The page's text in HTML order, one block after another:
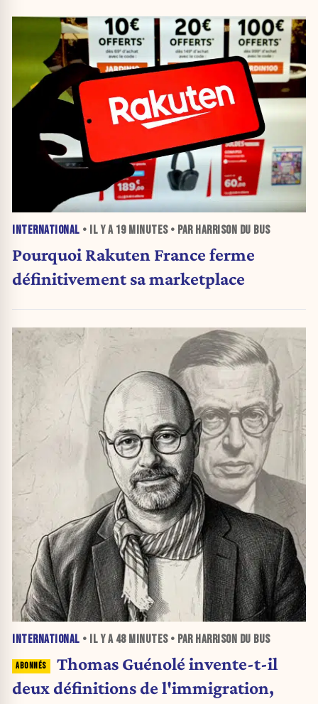
INTERNATIONAL • IL Y A 19 MINUTES• PAR HARRISON DU BUS
Pourquoi Rakuten France ferme
définitivement sa marketplace
INTERNATIONAL • IL Y A 48 MINUTES• PAR HARRISON DU BUS
Thomas Guénolé invente-t-il
deux définitions de l'immigration,